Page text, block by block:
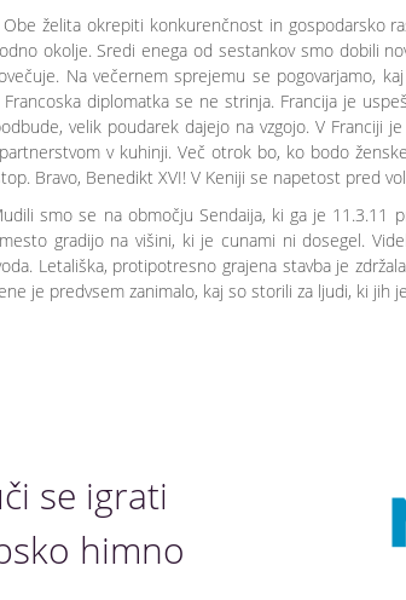
Obe želita okrepiti konkurenčnost in gospodarsko
okolje. Sredi enega od sestankov smo dobili
Na večernem sprejemu se pogovarjamo,
diplomatka se ne strinja. Francija je
velik poudarek dajejo na vzgojo. V Franciji
v kuhinji. Več otrok bo, ko bodo
Bravo, Benedikt XVI! V Keniji se napetost pred
smo se na območju Sendaija, ki ga je 11.3.11
gradijo na višini, ki je cunami ni dosegel.
Letališka, protipotresno grajena stavba je
je predvsem zanimalo, kaj so storili za ljudi, ki jih
se igrati
himno